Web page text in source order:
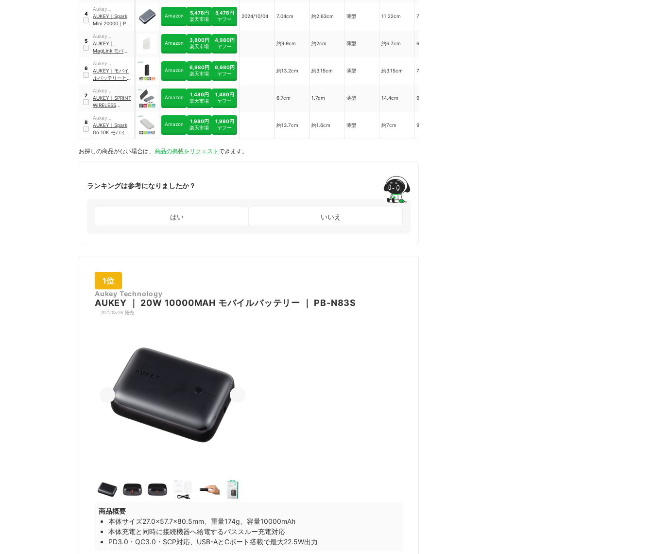
4
Aukey
Technology
AUKEY ｜ Spark
Mini 20000 ｜ PB-
Amazon
5,478円
楽天市場
5,478円
ヤフー
2024/10/04 7.04cm 約2.63cm 薄型 11.22cm 78.99cm2
5
Aukey
Technology
AUKEY ｜
MagLink モバイル
ML01-WT
Amazon
3,800円
楽天市場
4,980円
ヤフー
約9.9cm 約2cm 薄型 約6.7cm 66.33cm2
6
Aukey
Technology
AUKEY ｜ モバイ
ルバッテリーと
型｜PA-PD30-BK
Amazon
6,980円
楽天市場
6,980円
ヤフー
約13.2cm 約3.15cm 薄型 約3.15cm 73.92cm2
7
Aukey
Technology
AUKEY ｜ SPRINT
WIRELESS
10000MAH モバ
イルバッテリー｜
PB-Y32S
Amazon
1,480円
楽天市場
1,480円
ヤフー
6.7cm 1.7cm 薄型 14.4cm 96.48cm2
8
Aukey
Technology
AUKEY ｜ Spark
Go 10K モバイル
バッテリー｜PB-
Y46-GY
Amazon
1,980円
楽天市場
1,980円
ヤフー
約13.7cm 約1.6cm 薄型 約7cm 95.9cm2
お探しの商品がない場合は、 商品の掲載をリクエスト できます。
ランキングは参考になりましたか？
はい いいえ
1位
Aukey Technology
AUKEY 20W 10000MAH モバイルバッテリー PB-N83S
2021/05/26 発売
商品概要
本体サイズ27.0×57.7×80.5mm、重量174g、容量10000mAh
本体充電と同時に接続機器へ給電するパススルー充電対応
PD3.0・QC3.0・SCP対応、USB-AとCポート搭載で最大22.5W出力